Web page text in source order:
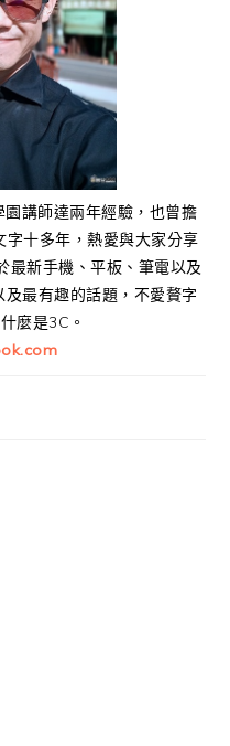
講師達兩年經驗，也曾擔
十多年，熱愛與大家分享
最新手機、平板、筆電以及
最有趣的話題，不愛贅字
麼是3C。